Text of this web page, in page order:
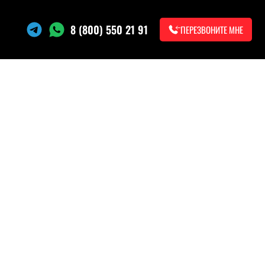
8 (800) 550 21 91 ПЕРЕЗВОНИТЕ МНЕ